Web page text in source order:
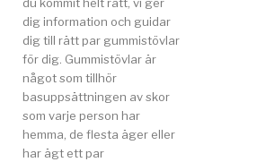
du kommit helt rätt, vi ger
dig information och guidar
dig till rätt par gummistövlar
för dig. Gummistövlar är
något som tillhör
basuppsättningen av skor
som varje person har
hemma, de flesta äger eller
har ägt ett par